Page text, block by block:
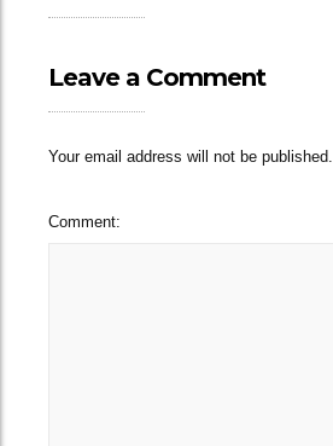
Leave a Comment
Your email address will not be published.
Comment: